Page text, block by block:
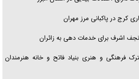
نجف اشرف برای خدمات دهی به زائران
فرهنگی و هنری بنیاد فاتح و خانه هنرمندان